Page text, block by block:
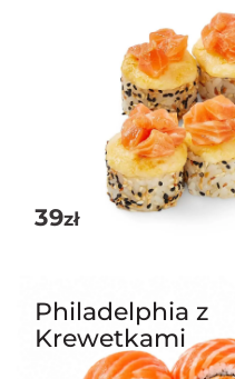
39zł
Philadelphia z
Krewetkami